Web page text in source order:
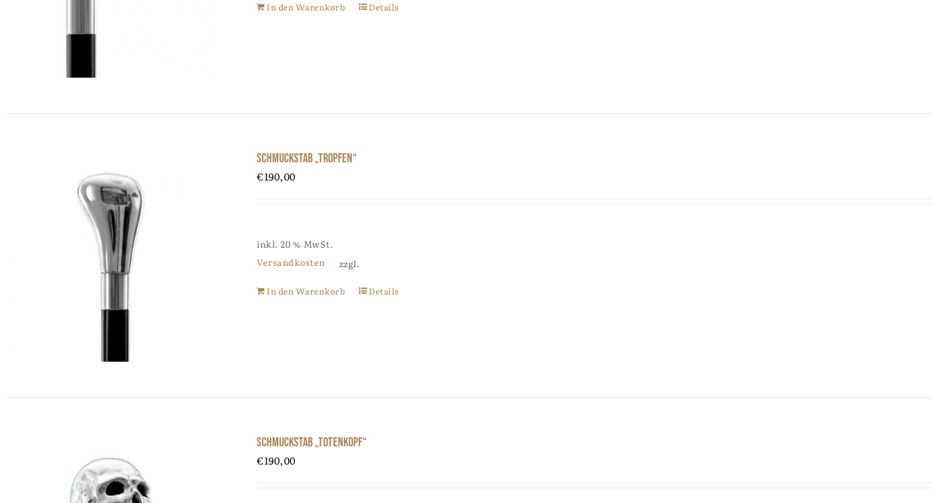
In den Warenkorb Details
Schmuckstab „Tropfen“
€190,00
inkl. 20 % MwSt.
zzgl.
Versandkosten
In den Warenkorb Details
Schmuckstab „Totenkopf“
€190,00